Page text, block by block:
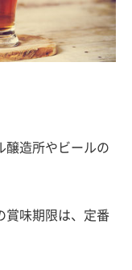
醸造所やビールの
賞味期限は、定番